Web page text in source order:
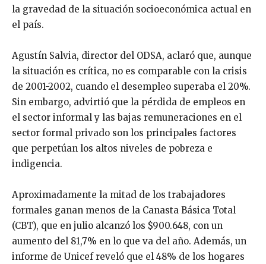
la gravedad de la situación socioeconómica actual en
el país.
Agustín Salvia, director del ODSA, aclaró que, aunque
la situación es crítica, no es comparable con la crisis
de 2001-2002, cuando el desempleo superaba el 20%.
Sin embargo, advirtió que la pérdida de empleos en
el sector informal y las bajas remuneraciones en el
sector formal privado son los principales factores
que perpetúan los altos niveles de pobreza e
indigencia.
Aproximadamente la mitad de los trabajadores
formales ganan menos de la Canasta Básica Total
(CBT), que en julio alcanzó los $900.648, con un
aumento del 81,7% en lo que va del año. Además, un
informe de Unicef reveló que el 48% de los hogares